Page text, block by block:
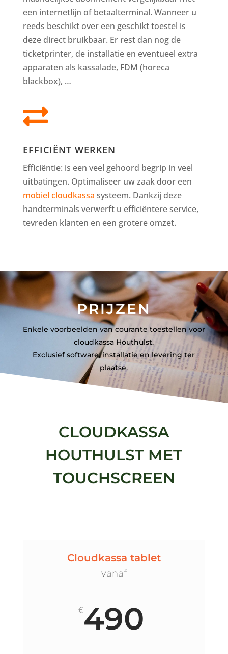
een internetlijn of betaalterminal. Wanneer u
reeds beschikt over een geschikt toestel is
deze direct bruikbaar. Er rest dan nog de
ticketprinter, de installatie en eventueel extra
apparaten als kassalade, FDM (horeca
blackbox), …

EFFICIËNT WERKEN
Efficiëntie: is een veel gehoord begrip in veel
uitbatingen. Optimaliseer uw zaak door een
mobiel cloudkassa systeem. Dankzij deze
handterminals verwerft u efficiëntere service,
tevreden klanten en een grotere omzet.
PRIJZEN
Enkele voorbeelden van courante toestellen voor
cloudkassa Houthulst.
Exclusief software, installatie en levering ter
plaatse.
CLOUDKASSA
HOUTHULST MET
TOUCHSCREEN
Cloudkassa tablet
vanaf
€490